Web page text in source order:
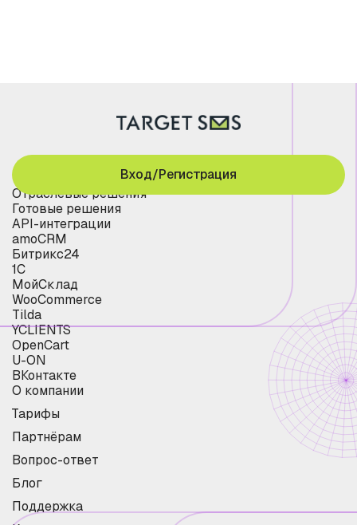
Отраслевые решения
Готовые решения
API-интеграции
amoCRM
Битрикс24
1С
МойСклад
WooCommerce
Tilda
YCLIENTS
OpenCart
U-ON
ВКонтакте
О компании
Тарифы
Партнёрам
Вопрос-ответ
Блог
Поддержка
Вход/Регистрация